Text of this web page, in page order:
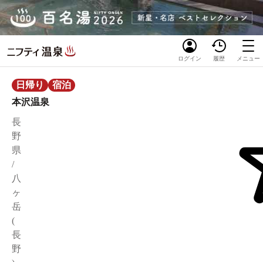
ログイン 履歴 メニュー
日帰り
宿泊
本沢温泉
長
野
県
/
八
ヶ
岳
(
長
野